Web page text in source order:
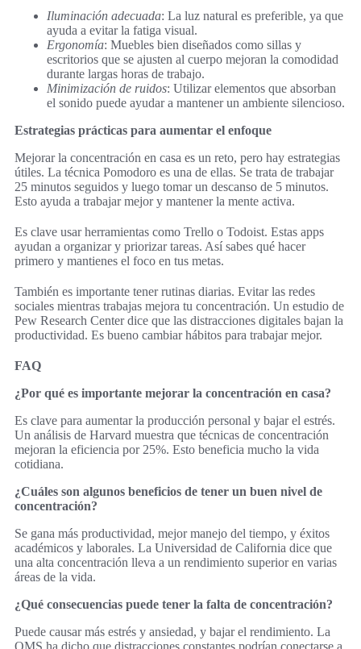
Iluminación adecuada: La luz natural es preferible, ya que
ayuda a evitar la fatiga visual.
Ergonomía: Muebles bien diseñados como sillas y
escritorios que se ajusten al cuerpo mejoran la comodidad
durante largas horas de trabajo.
Minimización de ruidos: Utilizar elementos que absorban
el sonido puede ayudar a mantener un ambiente silencioso.
Estrategias prácticas para aumentar el enfoque
Mejorar la concentración en casa es un reto, pero hay estrategias
útiles. La técnica Pomodoro es una de ellas. Se trata de trabajar
25 minutos seguidos y luego tomar un descanso de 5 minutos.
Esto ayuda a trabajar mejor y mantener la mente activa.
Es clave usar herramientas como Trello o Todoist. Estas apps
ayudan a organizar y priorizar tareas. Así sabes qué hacer
primero y mantienes el foco en tus metas.
También es importante tener rutinas diarias. Evitar las redes
sociales mientras trabajas mejora tu concentración. Un estudio de
Pew Research Center dice que las distracciones digitales bajan la
productividad. Es bueno cambiar hábitos para trabajar mejor.
FAQ
¿Por qué es importante mejorar la concentración en casa?
Es clave para aumentar la producción personal y bajar el estrés.
Un análisis de Harvard muestra que técnicas de concentración
mejoran la eficiencia por 25%. Esto beneficia mucho la vida
cotidiana.
¿Cuáles son algunos beneficios de tener un buen nivel de
concentración?
Se gana más productividad, mejor manejo del tiempo, y éxitos
académicos y laborales. La Universidad de California dice que
una alta concentración lleva a un rendimiento superior en varias
áreas de la vida.
¿Qué consecuencias puede tener la falta de concentración?
Puede causar más estrés y ansiedad, y bajar el rendimiento. La